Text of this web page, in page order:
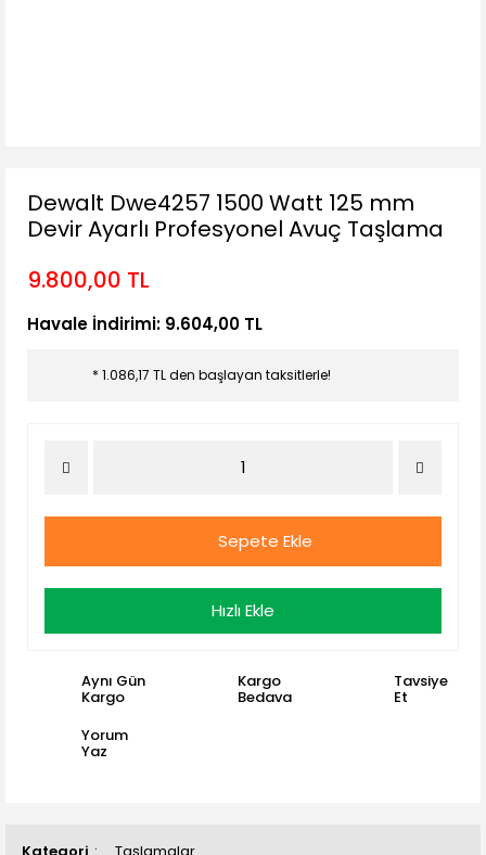
Dewalt Dwe4257 1500 Watt 125 mm
Devir Ayarlı Profesyonel Avuç Taşlama
9.800,00 TL
Havale İndirimi: 9.604,00 TL
* 1.086,17 TL den başlayan taksitlerle!
Sepete Ekle
Hızlı Ekle
Aynı Gün
Kargo
Kargo
Bedava
Tavsiye
Et
Yorum
Yaz